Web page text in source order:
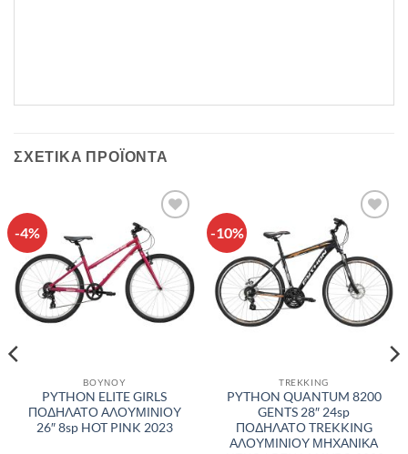
ΣΧΕΤΙΚΆ ΠΡΟΪΌΝΤΑ
-4%
Πρόσθήκη
στην λίστα
επιθυμιών
ΒΟΥΝΟΥ
PYTHON ELITE GIRLS
ΠΟΔΗΛΑΤΟ ΑΛΟΥΜΙΝΙΟΥ
26″ 8sp HOT PINK 2023
-10%
Πρόσθήκη
στην λίστα
επιθυμιών
TREKKING
PYTHON QUANTUM 8200
GENTS 28″ 24sp
ΠΟΔΗΛΑΤΟ TREKKING
ΑΛΟΥΜΙΝΙΟΥ ΜΗΧΑΝΙΚΑ